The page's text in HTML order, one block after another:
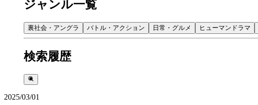
ジャンル一覧
裏社会・アングラ バトル・アクション 日常・グルメ ヒューマンドラマ
検索履歴
2025/03/01